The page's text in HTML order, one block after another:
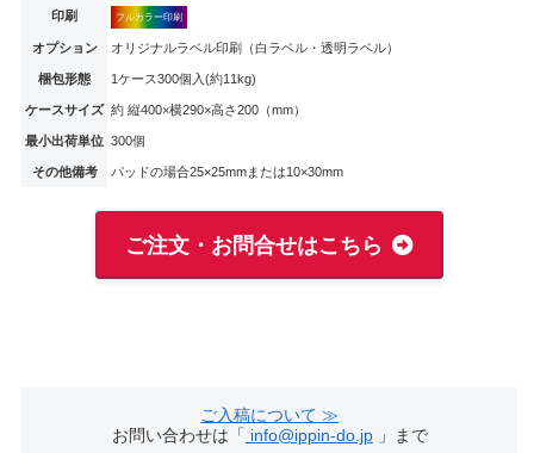
印刷 フルカラー印刷
オプション オリジナルラベル印刷（白ラベル・透明ラベル）
梱包形態 1ケース300個入(約11kg)
ケースサイズ 約 縦400×横290×高さ200（mm）
最小出荷単位 300個
その他備考 パッドの場合25×25mmまたは10×30mm
ご注文・お問合せはこちら
ご入稿について ≫
お問い合わせは「 info@ippin-do.jp」まで